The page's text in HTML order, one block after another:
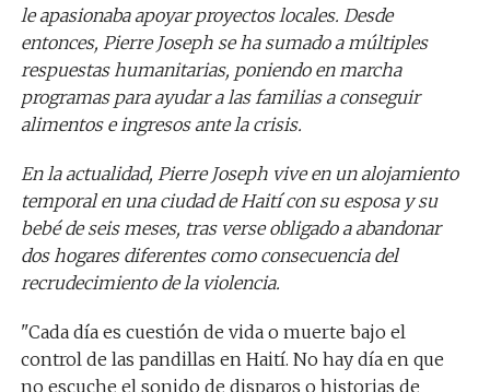
le apasionaba apoyar proyectos locales. Desde
entonces, Pierre Joseph se ha sumado a múltiples
respuestas humanitarias, poniendo en marcha
programas para ayudar a las familias a conseguir
alimentos e ingresos ante la crisis.
En la actualidad, Pierre Joseph vive en un alojamiento
temporal en una ciudad de Haití con su esposa y su
bebé de seis meses, tras verse obligado a abandonar
dos hogares diferentes como consecuencia del
recrudecimiento de la violencia.
"Cada día es cuestión de vida o muerte bajo el
control de las pandillas en Haití. No hay día en que
no escuche el sonido de disparos o historias de